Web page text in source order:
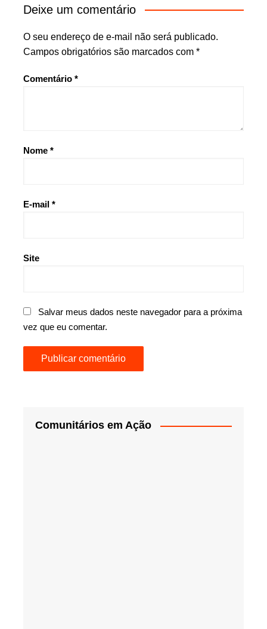
Deixe um comentário
O seu endereço de e-mail não será publicado.
Campos obrigatórios são marcados com *
Comentário *
Nome *
E-mail *
Site
Salvar meus dados neste navegador para a próxima
vez que eu comentar.
Comunitários em Ação